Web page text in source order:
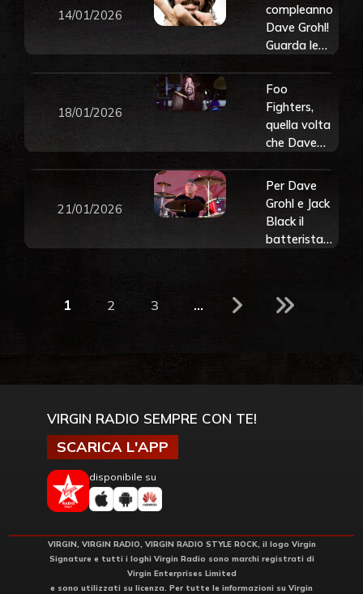
diventato un
musicista”
14/01/2026
compleanno
Dave Grohl!
Guarda le
belle della
storia del
leader dei
Foo Fighters
18/01/2026
Foo
Fighters,
quella volta
che Dave
riregistrò
interamente
di nascosto
l’album The
Colour and
21/01/2026
Per Dave
Grohl e Jack
Black il
batterista
“Non era
1 2 3 ...
VIRGIN RADIO SEMPRE CON TE!
SCARICA L'APP
disponibile su
VIRGIN, VIRGIN RADIO, VIRGIN RADIO STYLE ROCK, il logo Virgin
Signature e tutti i loghi Virgin Radio sono marchi registrati di
Virgin Enterprises Limited
e sono utilizzati su licenza. Per tutte le informazioni su Virgin